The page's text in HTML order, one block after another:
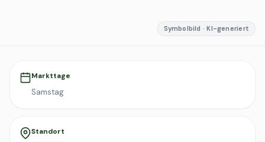
Symbolbild · KI-generiert
Markttage
Samstag
Standort